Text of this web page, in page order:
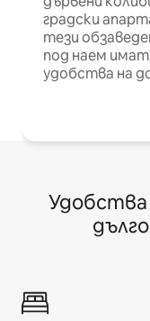
градски
тези
под наем имат
удобства на